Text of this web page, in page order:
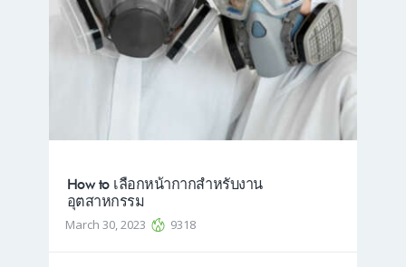
How to เลือกหน้ากากสำหรับงาน
อุตสาหกรรม
March 30, 2023 9318